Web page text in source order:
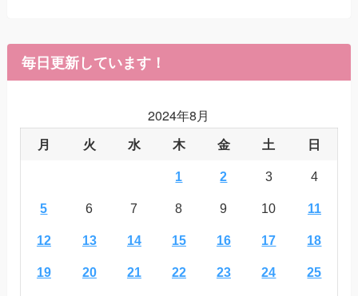
毎日更新しています！
2024年8月
月 火 水 木 金 土 日
1 2 3 4
5 6 7 8 9 10 11
12 13 14 15 16 17 18
19 20 21 22 23 24 25